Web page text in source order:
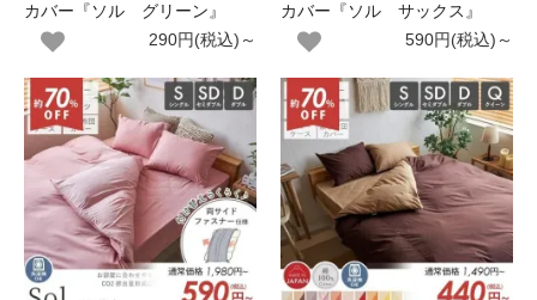
カバー『ソル グリーン』
290円(税込)～
カバー『ソル サックス』
590円(税込)～